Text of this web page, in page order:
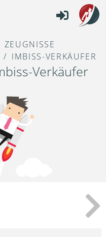
ZEUGNISSE
IMBISS-VERKÄUFER
Verkäufer